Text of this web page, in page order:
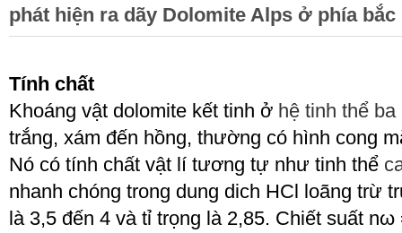
phát hiện ra dãy Dolomite Alps ở phía bắc
Tính chất
Khoáng vật dolomite kết tinh ở hệ tinh thể
trắng, xám đến hồng, thường có hình cong
Nó có tính chất vật lí tương tự như tinh thể
nhanh chóng trong dung dich HCl loãng trừ
là 3,5 đến 4 và tỉ trọng là 2,85. Chiết suất nω